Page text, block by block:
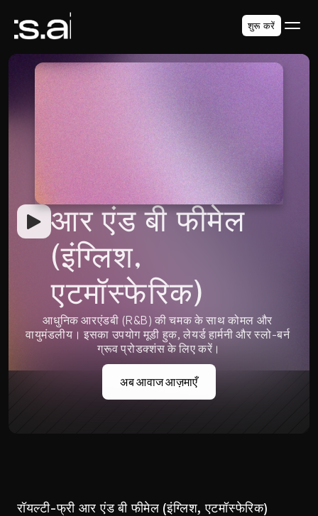
आर एंड बी फीमेल
(इंग्लिश,
एटमॉस्फेरिक)
आधुनिक आरएंडबी (R&B) की चमक के साथ कोमल और
वायुमंडलीय। इसका उपयोग मूडी हुक, लेयर्ड हार्मनी और स्लो-बर्न
ग्रूव प्रोडक्शंस के लिए करें।
अब आवाज आज़माएँ
रॉयल्टी-फ्री आर एंड बी फीमेल (इंग्लिश, एटमॉस्फेरिक)
शुरू करें